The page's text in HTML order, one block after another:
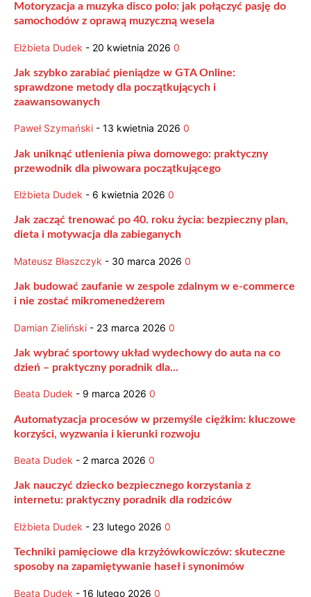
Motoryzacja a muzyka disco polo: jak połączyć pasję do
samochodów z oprawą muzyczną wesela
Elżbieta Dudek - 20 kwietnia 2026 0
Jak szybko zarabiać pieniądze w GTA Online:
sprawdzone metody dla początkujących i
zaawansowanych
Paweł Szymański - 13 kwietnia 2026 0
Jak uniknąć utlenienia piwa domowego: praktyczny
przewodnik dla piwowara początkującego
Elżbieta Dudek - 6 kwietnia 2026 0
Jak zacząć trenować po 40. roku życia: bezpieczny plan,
dieta i motywacja dla zabieganych
Mateusz Błaszczyk - 30 marca 2026 0
Jak budować zaufanie w zespole zdalnym w e-commerce
i nie zostać mikromenedżerem
Damian Zieliński - 23 marca 2026 0
Jak wybrać sportowy układ wydechowy do auta na co
dzień – praktyczny poradnik dla...
Beata Dudek - 9 marca 2026 0
Automatyzacja procesów w przemyśle ciężkim: kluczowe
korzyści, wyzwania i kierunki rozwoju
Beata Dudek - 2 marca 2026 0
Jak nauczyć dziecko bezpiecznego korzystania z
internetu: praktyczny poradnik dla rodziców
Elżbieta Dudek - 23 lutego 2026 0
Techniki pamięciowe dla krzyżówkowiczów: skuteczne
sposoby na zapamiętywanie haseł i synonimów
Beata Dudek - 16 lutego 2026 0